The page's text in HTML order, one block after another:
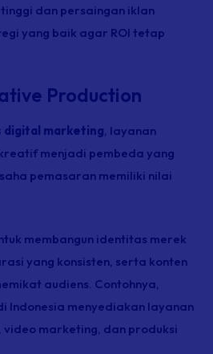
dan persaingan iklan
yang baik agar ROI tetap
Production
digital marketing, layanan
menjadi pembeda yang
pemasaran memiliki nilai
membangun identitas merek
yang konsisten, serta konten
audiens. Contohnya,
Indonesia menyediakan layanan
video marketing , dan produksi